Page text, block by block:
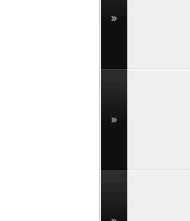
»
»